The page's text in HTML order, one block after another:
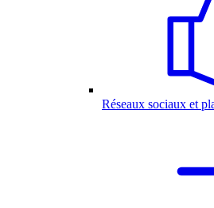
Réseaux sociaux et